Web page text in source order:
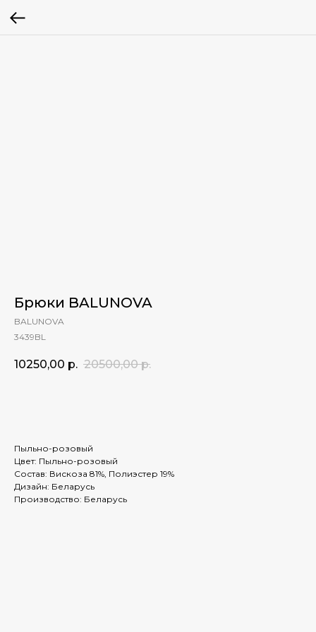
Брюки BALUNOVA
BALUNOVA
3439BL
10250,00 р. 20500,00 р.
Пыльно-розовый
Цвет: Пыльно-розовый
Состав: Вискоза 81%, Полиэстер 19%
Дизайн: Беларусь
Производство: Беларусь